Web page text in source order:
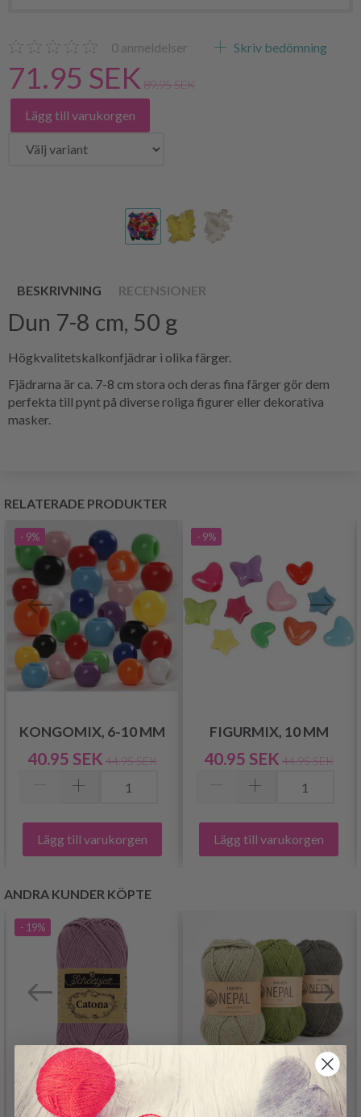
0 anmeldelser Skriv bedömning
71.95 SEK 89.95 SEK
Lägg till varukorgen
BESKRIVNING RECENSIONER
Dun 7-8 cm, 50 g
Högkvalitetskalkonfjädrar i olika färger.
Fjädrarna är ca. 7-8 cm stora och deras fina färger gör dem
perfekta till pynt på diverse roliga figurer eller dekorativa
masker.
RELATERADE PRODUKTER
- 9%
KONGOMIX, 6-10 MM
40.95 SEK 44.95 SEK
Lägg till varukorgen
- 9%
FIGURMIX, 10 MM
40.95 SEK 44.95 SEK
Lägg till varukorgen
ANDRA KUNDER KÖPTE
- 19%
SCHEEPJES CATONA